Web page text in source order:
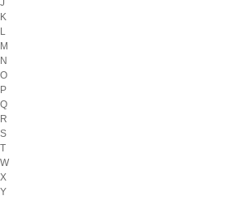
J
K
L
M
N
O
P
Q
R
S
T
W
X
Y